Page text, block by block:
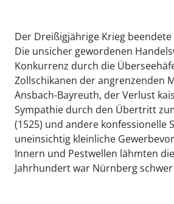
Der Dreißigjährige Krieg beendete
Die unsicher gewordenen
Konkurrenz durch die
Zollschikanen der angrenzenden
Ansbach-Bayreuth, der Verlust
Sympathie durch den Übertritt
(1525) und andere konfessionelle
uneinsichtig kleinliche
Innern und Pestwellen lähmten
Jahrhundert war Nürnberg